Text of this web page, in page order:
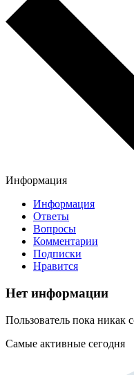
Информация
Информация
Ответы
Вопросы
Комментарии
Подписки
Нравится
Нет информации
Пользователь пока никак
Самые активные сегодня